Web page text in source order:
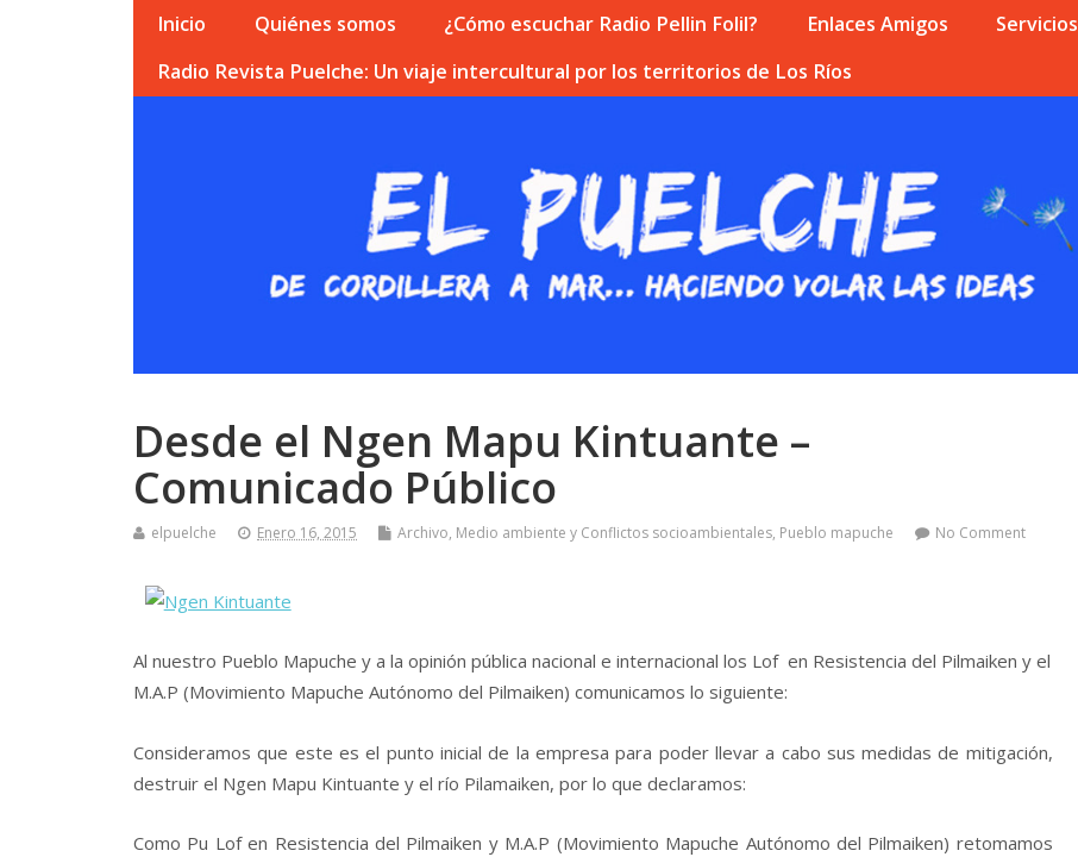
Inicio Quiénes somos ¿Cómo escuchar Radio Pellin Folil? Enlaces Amigos Servicios
Radio Revista Puelche: Un viaje intercultural por los territorios de Los Ríos
Desde el Ngen Mapu Kintuante –
Comunicado Público
elpuelche Enero 16, 2015 Archivo, Medio ambiente y Conflictos socioambientales, Pueblo mapuche No Comment
Al nuestro Pueblo Mapuche y a la opinión pública nacional e internacional los Lof en Resistencia del Pilmaiken y el
M.A.P (Movimiento Mapuche Autónomo del Pilmaiken) comunicamos lo siguiente:
Consideramos que este es el punto inicial de la empresa para poder llevar a cabo sus medidas de mitigación,
destruir el Ngen Mapu Kintuante y el río Pilamaiken, por lo que declaramos:
Como Pu Lof en Resistencia del Pilmaiken y M.A.P (Movimiento Mapuche Autónomo del Pilmaiken) retomamos